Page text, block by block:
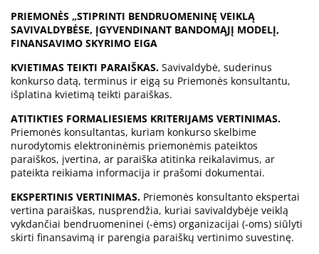
PRIEMONĖS „STIPRINTI BENDRUOMENINĘ VEIKLĄ
SAVIVALDYBĖSE, ĮGYVENDINANT BANDOMĄJĮ MODELĮ,
FINANSAVIMO SKYRIMO EIGA
KVIETIMAS TEIKTI PARAIŠKAS. Savivaldybė, suderinus
konkurso datą, terminus ir eigą su Priemonės konsultantu,
išplatina kvietimą teikti paraiškas.
ATITIKTIES FORMALIESIEMS KRITERIJAMS VERTINIMAS.
Priemonės konsultantas, kuriam konkurso skelbime
nurodytomis elektroninėmis priemonėmis pateiktos
paraiškos, įvertina, ar paraiška atitinka reikalavimus, ar
pateikta reikiama informacija ir prašomi dokumentai.
EKSPERTINIS VERTINIMAS. Priemonės konsultanto ekspertai
vertina paraiškas, nusprendžia, kuriai savivaldybėje veiklą
vykdančiai bendruomeninei (-ėms) organizacijai (‑oms) siūlyti
skirti finansavimą ir parengia paraiškų vertinimo suvestinę.